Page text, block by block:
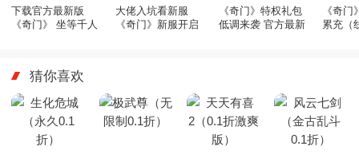
下载官方最新版
《奇门》 坐等千人
大佬入坑看新服
《奇门》新服开启
《奇门》特权礼包
低调来袭 官方最新
《奇
累充（
猜你喜欢